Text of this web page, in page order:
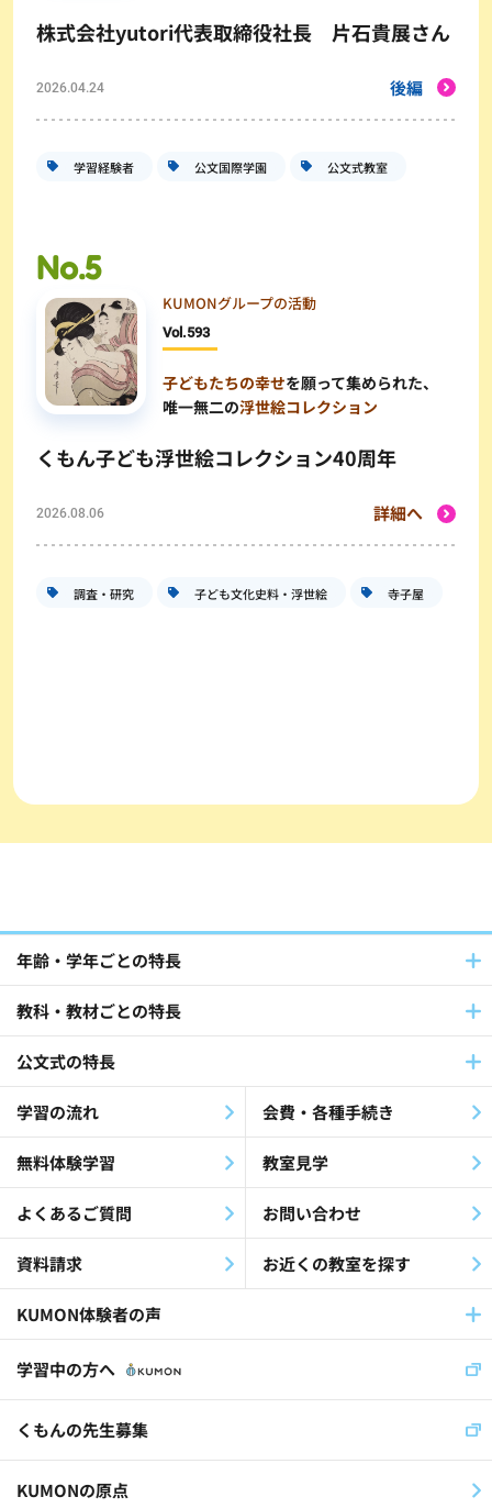
株式会社yutori代表取締役社長 片石貴展さん
2026.04.24 後編
学習経験者 公文国際学園 公文式教室
KUMONグループの活動
Vol.593
子どもたちの幸せを願って集められた、
唯一無二の浮世絵コレクション
くもん子ども浮世絵コレクション40周年
2026.08.06 詳細へ
調査・研究 子ども文化史料・浮世絵 寺子屋
年齢・学年ごとの特長
教科・教材ごとの特長
公文式の特長
学習の流れ 会費・各種手続き
無料体験学習 教室見学
よくあるご質問 お問い合わせ
資料請求 お近くの教室を探す
KUMON体験者の声
学習中の方へ
くもんの先生募集
KUMONの原点